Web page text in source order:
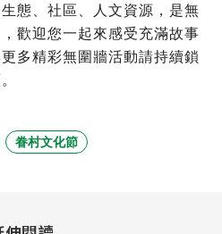
態、社區、人文資源，是無
歡迎您一起來感受充滿故事
多精彩無圍牆活動請持續鎖
眷村文化節